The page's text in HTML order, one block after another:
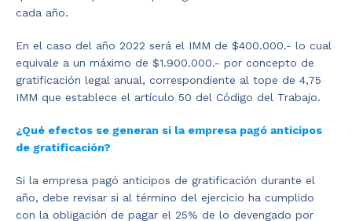
cada año.
En el caso del año 2022 será el IMM de $400.000.- lo cual
equivale a un máximo de $1.900.000.- por concepto de
gratificación legal anual, correspondiente al tope de 4,75
IMM que establece el artículo 50 del Código del Trabajo.
¿Qué efectos se generan si la empresa pagó anticipos
de gratificación?
Si la empresa pagó anticipos de gratificación durante el
año, debe revisar si al término del ejercicio ha cumplido
con la obligación de pagar el 25% de lo devengado por